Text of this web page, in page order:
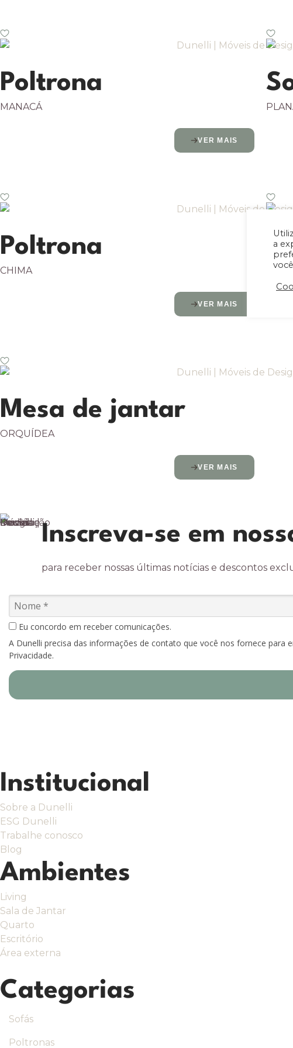
Poltrona
MANACÁ
VER MAIS
Poltrona
CHIMA
VER MAIS
Mesa de jantar
ORQUÍDEA
VER MAIS
Inscreva-se em
para receber nossas últimas notícias e descontos
Eu concordo em receber comunicações.
A Dunelli precisa das informações de contato que você nos fornece
Privacidade.
Institucional
Sobre a Dunelli
ESG Dunelli
Trabalhe conosco
Blog
Ambientes
Living
Sala de Jantar
Quarto
Escritório
Área externa
Categorias
Sofás
Poltronas
a